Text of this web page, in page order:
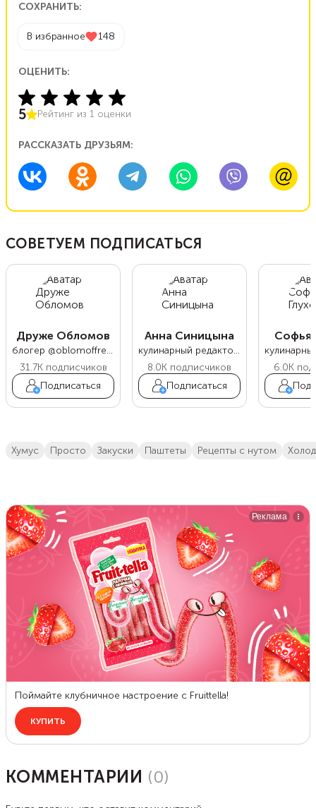
СОХРАНИТЬ:
В избранное 148
ОЦЕНИТЬ:
5 Рейтинг из 1 оценки
РАССКАЗАТЬ ДРУЗЬЯМ:
СОВЕТУЕМ ПОДПИСАТЬСЯ
Друже Обломов
блогер @oblomoffrecipe
31.7Kподписчиков
Подписаться
Анна Синицына
кулинарный редактор Food.ru
8.0K подписчиков
Подписаться
Софья
6.0K
хумус просто закуски паштеты рецепты с нутом
КОММЕНТАРИИ (0)